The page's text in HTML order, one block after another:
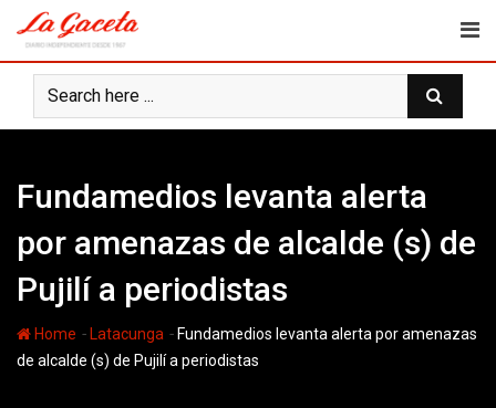
content
Fundamedios levanta alerta
por amenazas de alcalde (s) de
Pujilí a periodistas
Home - Latacunga - Fundamedios levanta alerta por amenazas
de alcalde (s) de Pujilí a periodistas